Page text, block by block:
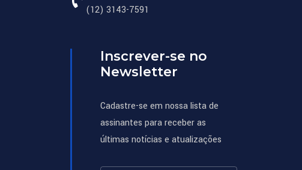
(12) 3143-7591
Inscrever-se no
Newsletter
Cadastre-se em nossa lista de
assinantes para receber as
últimas notícias e atualizações